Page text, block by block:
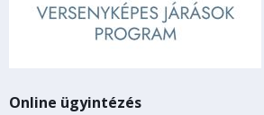
Online ügyintézés